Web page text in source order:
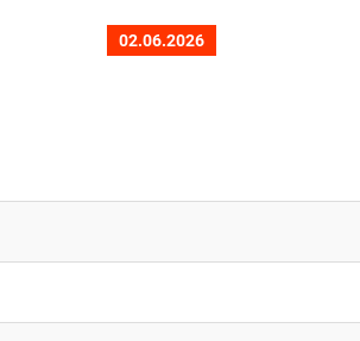
02.06.2026